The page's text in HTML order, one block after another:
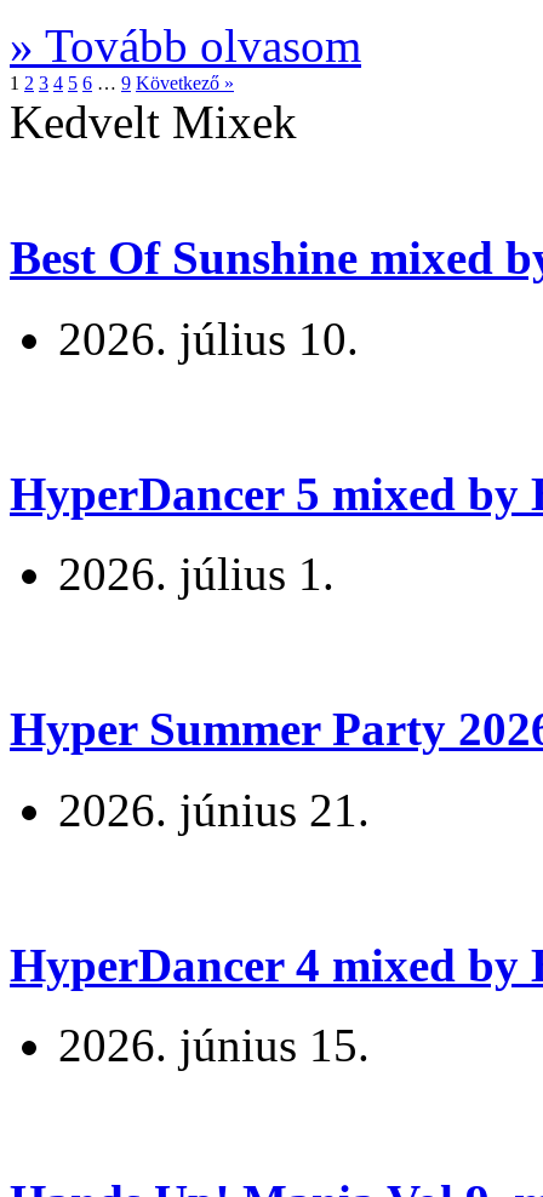
» Tovább olvasom
1 2 3 4 5 6 … 9 Következő »
Kedvelt Mixek
Best Of Sunshine mixed
2026. július 10.
HyperDancer 5 mixed by
2026. július 1.
Hyper Summer Party
2026. június 21.
HyperDancer 4 mixed by
2026. június 15.